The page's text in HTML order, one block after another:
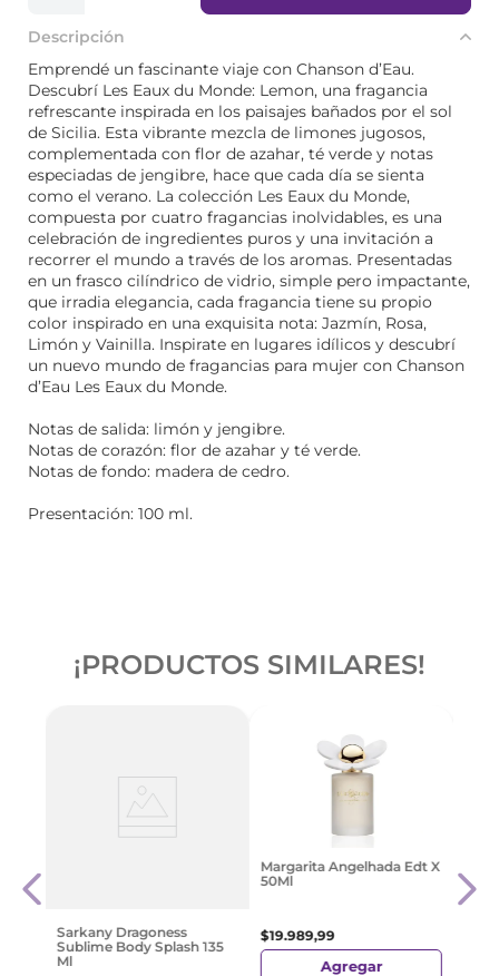
Descripción
Emprendé un fascinante viaje con Chanson d’Eau.
Descubrí Les Eaux du Monde: Lemon, una fragancia
refrescante inspirada en los paisajes bañados por el sol
de Sicilia. Esta vibrante mezcla de limones jugosos,
complementada con flor de azahar, té verde y notas
especiadas de jengibre, hace que cada día se sienta
como el verano. La colección Les Eaux du Monde,
compuesta por cuatro fragancias inolvidables, es una
celebración de ingredientes puros y una invitación a
recorrer el mundo a través de los aromas. Presentadas
en un frasco cilíndrico de vidrio, simple pero impactante,
que irradia elegancia, cada fragancia tiene su propio
color inspirado en una exquisita nota: Jazmín, Rosa,
Limón y Vainilla. Inspirate en lugares idílicos y descubrí
un nuevo mundo de fragancias para mujer con Chanson
d’Eau Les Eaux du Monde.
Notas de salida: limón y jengibre.
Notas de corazón: flor de azahar y té verde.
Notas de fondo: madera de cedro.
Presentación: 100 ml.
¡PRODUCTOS SIMILARES!
Sarkany Dragoness
Sublime Body Splash 135
Ml
Margarita Angelhada Edt X
50Ml
$19.989,99
Agregar